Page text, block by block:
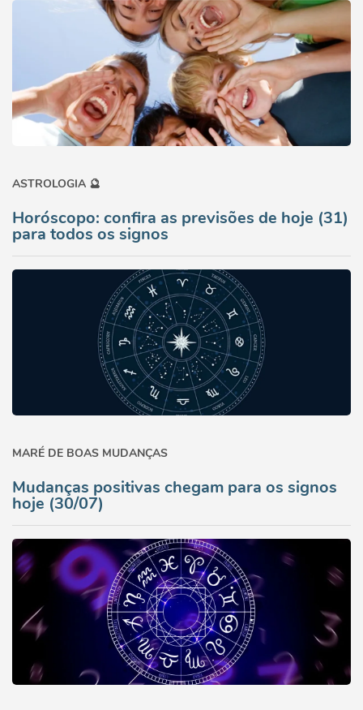
ASTROLOGIA 🔮
Horóscopo: confira as previsões de hoje (31)
para todos os signos
MARÉ DE BOAS MUDANÇAS
Mudanças positivas chegam para os signos
hoje (30/07)